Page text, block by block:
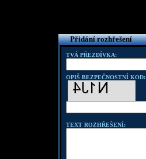
Přidání rozhřešení
TVÁ PŘEZDÍVKA:
OPIŠ BEZPEČNOSTNÍ KOD:
TEXT ROZHŘEŠENÍ: